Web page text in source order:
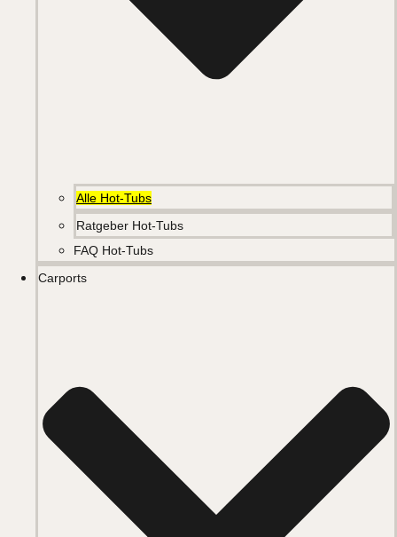
Alle Hot-Tubs
Ratgeber Hot-Tubs
FAQ Hot-Tubs
Carports